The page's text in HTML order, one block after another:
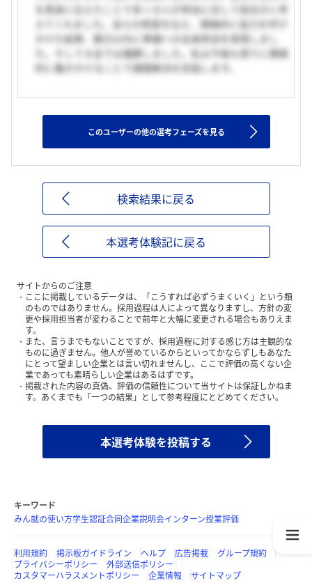
を素直に伝えたことで多くの人が参加に対して前向きに考
えてくれました。自らの熱意を伝え、積極的に協力を呼び
かけた結果、数日以内に準備への全員参加を実現しまし
た。そして大会では優勝しました。私は今後も周りに積極
的に働きかけることで課題解決を目指します。
このユーザーの他の選考フェーズを見る
検索結果に戻る
本選考体験記に戻る
サイトからのご注意
ここに掲載しているデータは、「こうすれば必ずうまくいく」という類
のものではありません。採用過程は人によって異なりますし、方針の変
更や採用担当者が変わることで前年と大幅に変更される場合もありえま
す。
また、言うまでもないことですが、採用過程に対する感じ方は主観的な
ものに過ぎません。他人が誉めているからといってかならずしもあなた
にとって望ましい企業とは言い切れませんし、ここで評価の高くない企
業であっても素晴らしい企業はあるはずです。
掲載された内容の真偽、評価の信頼性について当サイトは保証しかねま
す。あくまでも「一つの結果」として参考程度にとどめてください。
本選考体験を投稿する
キーワード
みん就の使い方学生認証合同企業説明会インターン授業評価
利用規約 掲示板ガイドライン ヘルプ 広告掲載
グループ規約
プライバシーポリシー
外部送信ポリシー
カスタマーハラスメントポリシー
企業情報 サイトマップ